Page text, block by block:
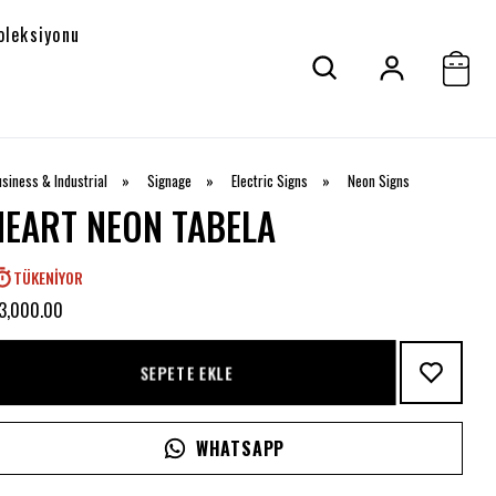
& Industrial » Signage » Electric Signs » Neon Signs
NEON TABELA
TÜKENIYOR
SEPETE EKLE
WHATSAPP